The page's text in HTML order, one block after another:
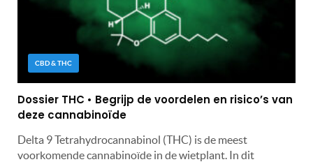
CBD & THC
Dossier THC • Begrijp de voordelen en risico’s van
deze cannabinoïde
Delta 9 Tetrahydrocannabinol (THC) is de meest
voorkomende cannabinoïde in de wietplant. In dit